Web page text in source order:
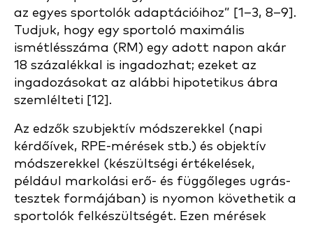
az egyes sportolók adaptációihoz” [1–3, 8–9].
Tudjuk, hogy egy sportoló maximális
ismétlésszáma (RM) egy adott napon akár
18 százalékkal is ingadozhat; ezeket az
ingadozásokat az alábbi hipotetikus ábra
szemlélteti [12].
Az edzők szubjektív módszerekkel (napi
kérdőívek, RPE-mérések stb.) és objektív
módszerekkel (készültségi értékelések,
például markolási erő- és függőleges ugrás-
tesztek formájában) is nyomon követhetik a
sportolók felkészültségét. Ezen mérések